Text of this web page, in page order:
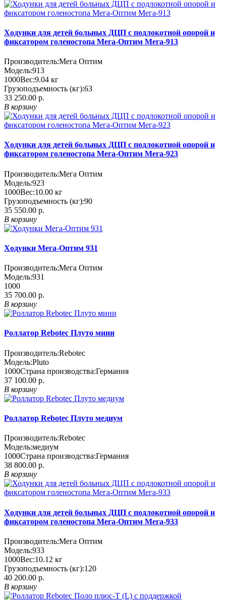
Ходунки для детей больных ДЦП с подлокотной опорой и
фиксатором голеностопа Мега-Оптим Мега-913
Производитель:Мега Оптим
Модель:913
1000Вес:9.04 кг
Грузоподъемность (кг):63
33 250.00 р.
В корзину
Ходунки для детей больных ДЦП с подлокотной опорой и
фиксатором голеностопа Мега-Оптим Мега-923
Производитель:Мега Оптим
Модель:923
1000Вес:10.00 кг
Грузоподъемность (кг):90
35 550.00 р.
В корзину
Ходунки Мега-Оптим 931
Производитель:Мега Оптим
Модель:931
1000
35 700.00 р.
В корзину
Роллатор Rebotec Плуто мини
Производитель:Rebotec
Модель:Pluto
1000Страна производства:Германия
37 100.00 р.
В корзину
Роллатор Rebotec Плуто медиум
Производитель:Rebotec
Модель:медиум
1000Страна производства:Германия
38 800.00 р.
В корзину
Ходунки для детей больных ДЦП с подлокотной опорой и
фиксатором голеностопа Мега-Оптим Мега-933
Производитель:Мега Оптим
Модель:933
1000Вес:10.12 кг
Грузоподъемность (кг):120
40 200.00 р.
В корзину